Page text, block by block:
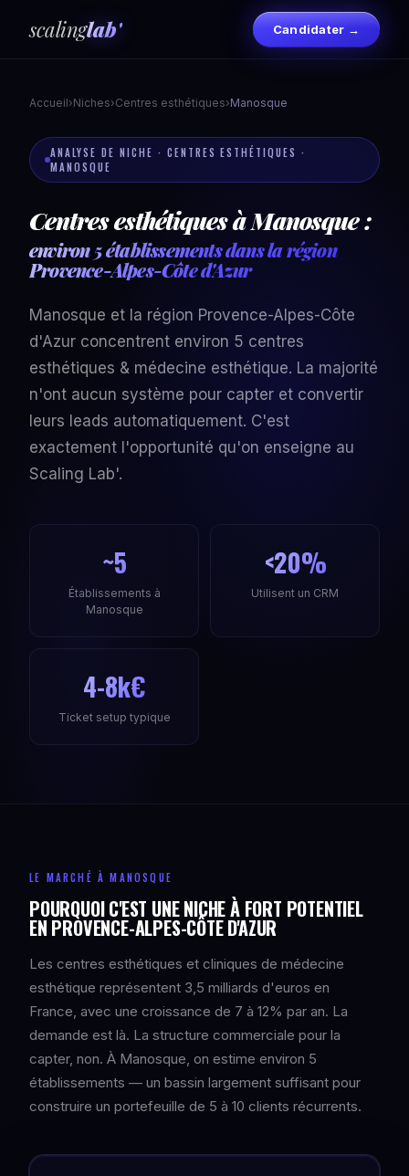
scalinglab' Candidater →
Accueil›Niches›Centres esthétiques›Manosque
ANALYSE DE NICHE · CENTRES ESTHÉTIQUES ·
MANOSQUE
Centres esthétiques à Manosque :
environ 5 établissements dans la région
Provence-Alpes-Côte d'Azur
Manosque et la région Provence-Alpes-Côte
d'Azur concentrent environ 5 centres
esthétiques & médecine esthétique. La majorité
n'ont aucun système pour capter et convertir
leurs leads automatiquement. C'est
exactement l'opportunité qu'on enseigne au
Scaling Lab'.
~5
Établissements à
Manosque
<20%
Utilisent un CRM
4-8k€
Ticket setup typique
LE MARCHÉ À MANOSQUE
POURQUOI C'EST UNE NICHE À FORT POTENTIEL
EN PROVENCE-ALPES-CÔTE D'AZUR
Les centres esthétiques et cliniques de médecine
esthétique représentent 3,5 milliards d'euros en
France, avec une croissance de 7 à 12% par an. La
demande est là. La structure commerciale pour la
capter, non. À Manosque, on estime environ 5
établissements — un bassin largement suffisant pour
construire un portefeuille de 5 à 10 clients récurrents.